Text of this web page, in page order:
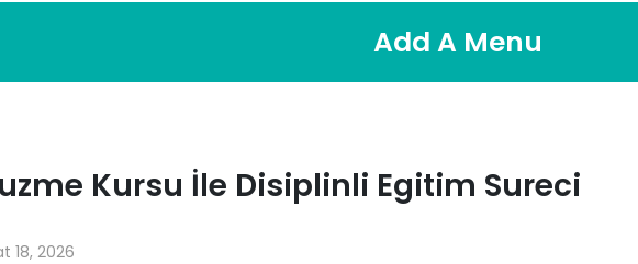
Add A Menu
Kursu İle Disiplinli Egitim Sureci
18, 2026